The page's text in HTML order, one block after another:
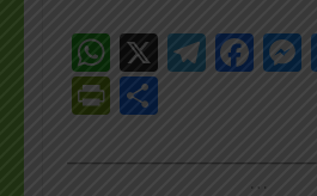
WhatsApp
X
PrintFriendly
…